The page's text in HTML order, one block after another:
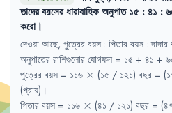
তাদেরবয়সেরধারাবাহিকঅনুপাত ১৫ : ৪১ :
করো।
দেওয়া আছে, পুত্রের বয়স : পিতার বয়স : দাদার
অনুপাতের রাশিগুলোর যোগফল = ১৫ + ৪১ +
পুত্রের বয়স = ১১৬ \times
× (১৫ / ১২১) বছর =
(প্রায়) ।
পিতার বয়স = ১১৬ \times
× (৪১ / ১২১) বছর =